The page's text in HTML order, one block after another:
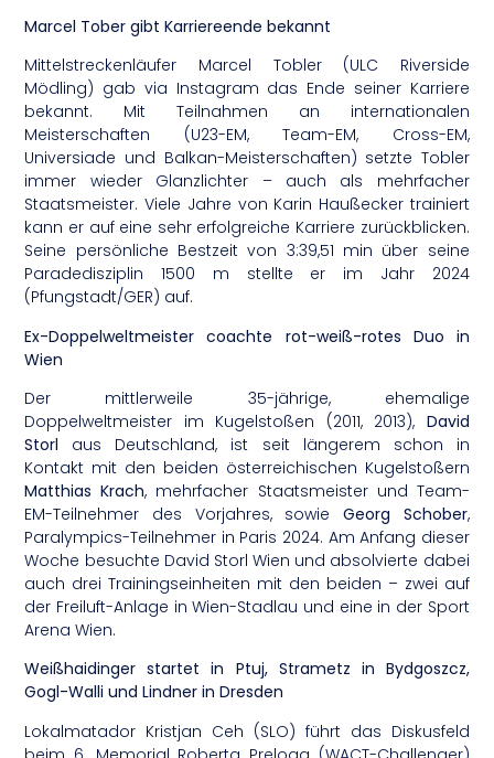
Marcel Tober gibt Karriereende bekannt
Mittelstreckenläufer Marcel Tobler (ULC Riverside
Mödling) gab via Instagram das Ende seiner Karriere
bekannt. Mit Teilnahmen an internationalen
Meisterschaften (U23-EM, Team-EM, Cross-EM,
Universiade und Balkan-Meisterschaften) setzte Tobler
immer wieder Glanzlichter – auch als mehrfacher
Staatsmeister. Viele Jahre von Karin Haußecker trainiert
kann er auf eine sehr erfolgreiche Karriere zurückblicken.
Seine persönliche Bestzeit von 3:39,51 min über seine
Paradedisziplin 1500 m stellte er im Jahr 2024
(Pfungstadt/GER) auf.
Ex-Doppelweltmeister coachte rot-weiß-rotes Duo in
Wien
Der mittlerweile 35-jährige, ehemalige
Doppelweltmeister im Kugelstoßen (2011, 2013), David
Storl aus Deutschland, ist seit längerem schon in
Kontakt mit den beiden österreichischen Kugelstoßern
Matthias Krach, mehrfacher Staatsmeister und Team-
EM-Teilnehmer des Vorjahres, sowie Georg Schober,
Paralympics-Teilnehmer in Paris 2024. Am Anfang dieser
Woche besuchte David Storl Wien und absolvierte dabei
auch drei Trainingseinheiten mit den beiden – zwei auf
der Freiluft-Anlage in Wien-Stadlau und eine in der Sport
Arena Wien.
Weißhaidinger startet in Ptuj, Strametz in Bydgoszcz,
Gogl-Walli und Lindner in Dresden
Lokalmatador Kristjan Ceh (SLO) führt das Diskusfeld